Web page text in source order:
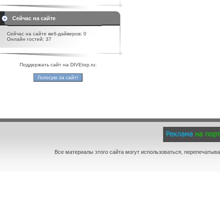
Сейчас на сайте
Сейчас на сайте веб-дайверов: 0
Онлайн гостей: 37
Поддержать сайт на DIVEtop.ru:
Все материалы этого сайта могут использоваться,